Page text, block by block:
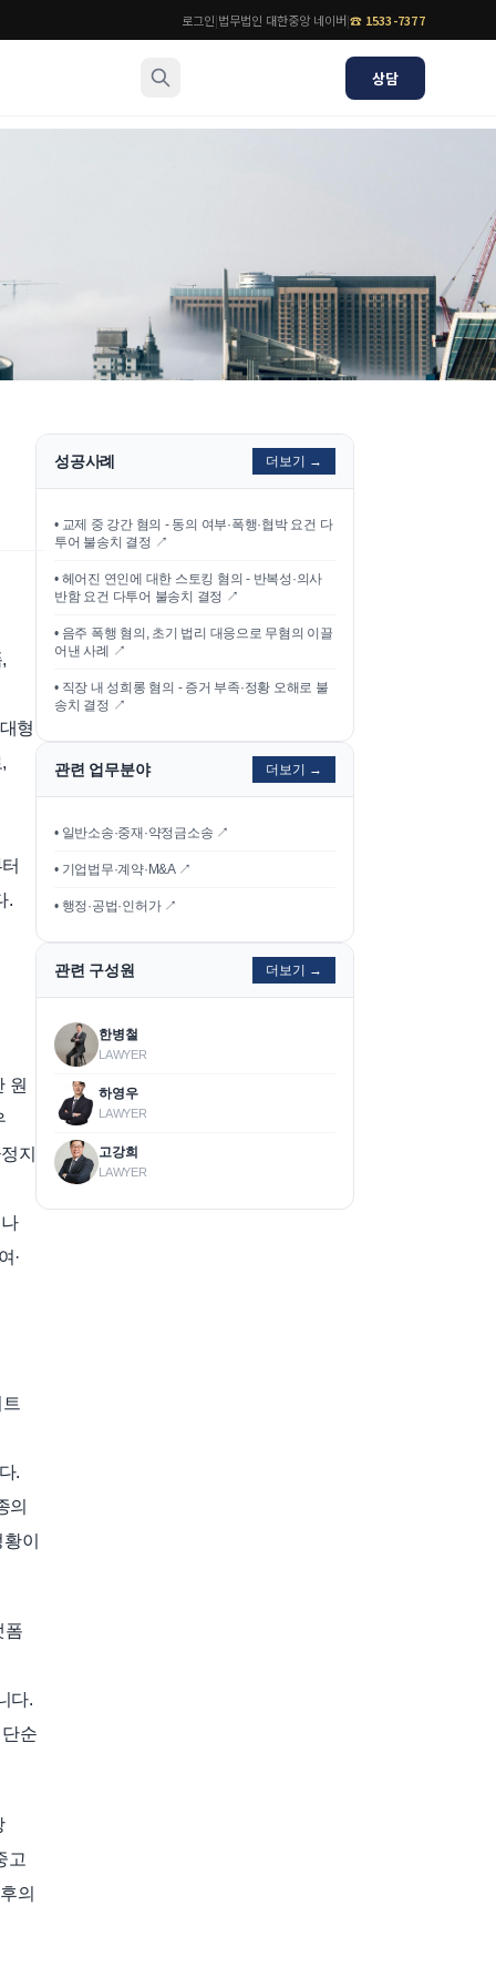
로그인|법무법인 대한중앙 네이버|☎ 1533-7377
상담
법률 블로그
법률서식
뉴스레터/브로슈어
형
.
원
지
·
.
의
이
폼
다.
순
고
의
성공사례 더보기 →
• 교제 중 강간 혐의 - 동의 여부·폭행·협박 요건 다
투어 불송치 결정 ↗
• 헤어진 연인에 대한 스토킹 혐의 - 반복성·의사
반함 요건 다투어 불송치 결정 ↗
• 음주 폭행 혐의, 초기 법리 대응으로 무혐의 이끌
어낸 사례
↗
• 직장 내 성희롱 혐의 - 증거 부족·정황 오해로 불
송치 결정 ↗
관련 업무분야 더보기 →
• 일반소송·중재·약정금소송 ↗
• 기업법무·계약·M&A ↗
• 행정·공법·인허가 ↗
관련 구성원 더보기 →
한병철
LAWYER
하영우
LAWYER
고강희
LAWYER